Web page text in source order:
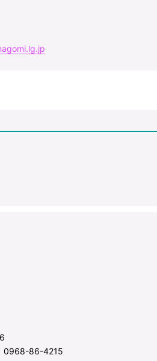
0968-86-4215